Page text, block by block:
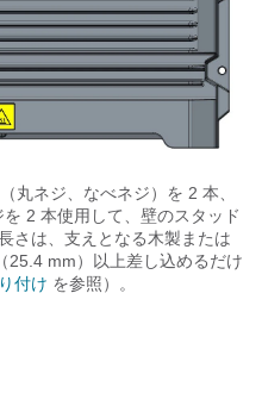
丸ネジ、なべネジ）を 2 本、
2 本使用して、壁のスタッド
さは、支えとなる木製または
25.4 mm）以上差し込めるだけ
付け を参照）。